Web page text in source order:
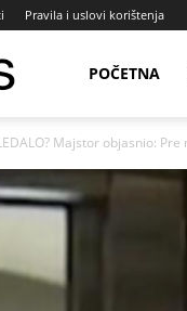
Pravila i uslovi korištenja
POČETNA
Majstor objasnio: